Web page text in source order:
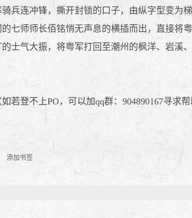
连冲锋，撕开封锁的口子，由纵字型变为梯
师师长佰铭悄无声息的横插而出，直接将
气大振，将粤军打回至潮州的枫洋、岩溪
登不上PO，可以加qq群：904890167寻求
添加书签